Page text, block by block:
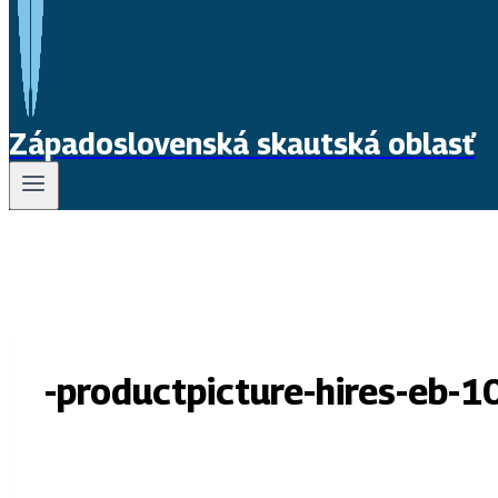
Západoslovenská skautská oblasť
-productpicture-hires-eb-